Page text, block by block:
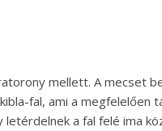
mellett. A mecset
fal, ami a megfelelően
a fal felé ima